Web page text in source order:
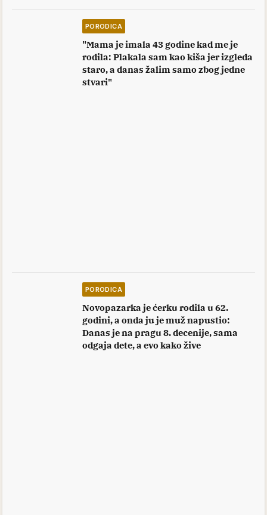
PORODICA
"Mama je imala 43 godine kad me je
rodila: Plakala sam kao kiša jer izgleda
staro, a danas žalim samo zbog jedne
stvari"
PORODICA
Novopazarka je ćerku rodila u 62.
godini, a onda ju je muž napustio:
Danas je na pragu 8. decenije, sama
odgaja dete, a evo kako žive